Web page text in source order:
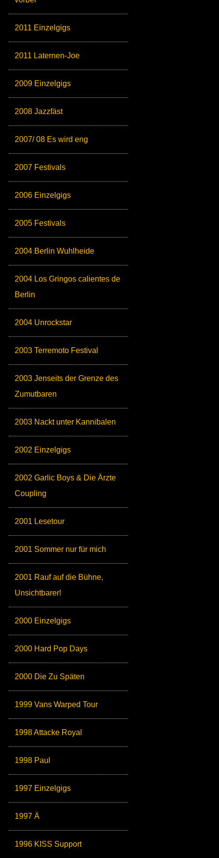
2011 Einzelgigs
2011 Laternen-Joe
2009 Einzelgigs
2008 Jazzfäst
2007/ 08 Es wird eng
2007 Festivals
2006 Einzelgigs
2005 Festivals
2004 Berlin Wuhlheide
2004 Los Gringos calientes de
Berlin
2004 Unrockstar
2003 Terremoto Festival
2003 Jenseits der Grenze des
Zumutbaren
2003 Nackt unter Kannibalen
2002 Einzelgigs
2002 Garlic Boys & Die Ärzte
Coupling
2001 Lesetour
2001 Sommer nur für mich
2001 Rauf auf die Bühne,
Unsichtbarer!
2000 Einzelgigs
2000 Hard Pop Days
2000 Die Zu Späten
1999 Vans Warped Tour
1998 Attacke Royal
1998 Paul
1997 Einzelgigs
1997 Ä
1996 KISS Support